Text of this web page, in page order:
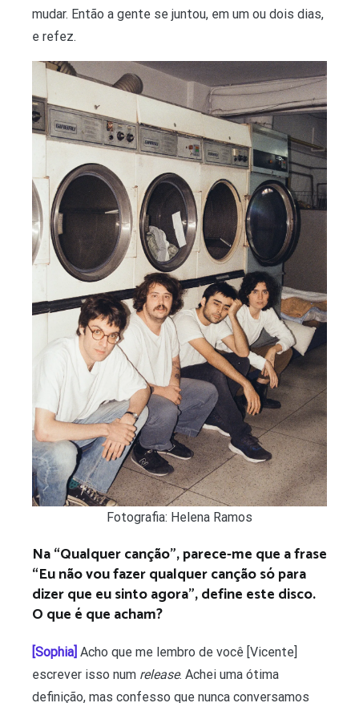
mudar. Então a gente se juntou, em um ou dois dias,
e refez.
Fotografia: Helena Ramos
Na “Qualquer canção”, parece-me que a frase
“Eu não vou fazer qualquer canção só para
dizer que eu sinto agora”, define este disco.
O que é que acham?
[Sophia] Acho que me lembro de você [Vicente]
escrever isso num release. Achei uma ótima
definição, mas confesso que nunca conversamos